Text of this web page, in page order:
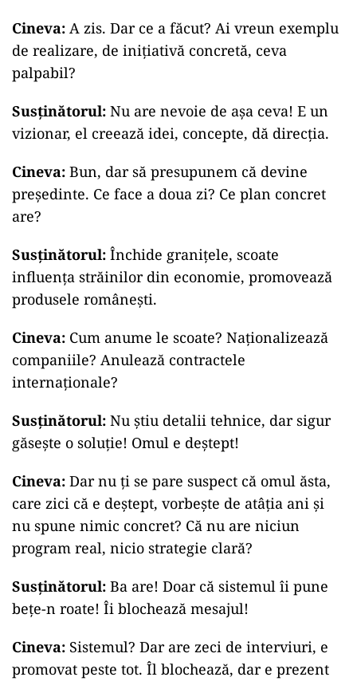
Cineva: A zis. Dar ce a făcut? Ai vreun exemplu
de realizare, de inițiativă concretă, ceva
palpabil?
Susținătorul: Nu are nevoie de așa ceva! E un
vizionar, el creează idei, concepte, dă direcția.
Cineva: Bun, dar să presupunem că devine
președinte. Ce face a doua zi? Ce plan concret
are?
Susținătorul: Închide granițele, scoate
influența străinilor din economie, promovează
produsele românești.
Cineva: Cum anume le scoate? Naționalizează
companiile? Anulează contractele
internaționale?
Susținătorul: Nu știu detalii tehnice, dar sigur
găsește o soluție! Omul e deștept!
Cineva: Dar nu ți se pare suspect că omul ăsta,
care zici că e deștept, vorbește de atâția ani și
nu spune nimic concret? Că nu are niciun
program real, nicio strategie clară?
Susținătorul: Ba are! Doar că sistemul îi pune
bețe-n roate! Îi blochează mesajul!
Cineva: Sistemul? Dar are zeci de interviuri, e
promovat peste tot. Îl blochează, dar e prezent